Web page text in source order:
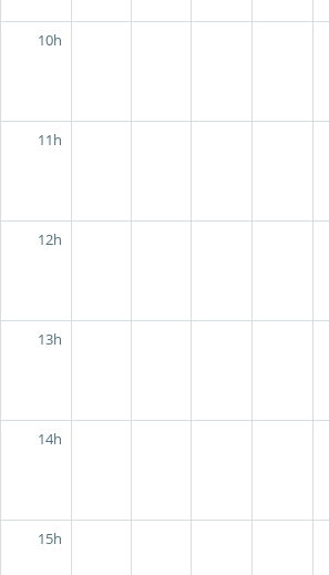
10h
11h
12h
13h
14h
15h